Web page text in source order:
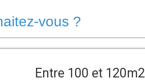
vous ?
Entre 100 et 120m2